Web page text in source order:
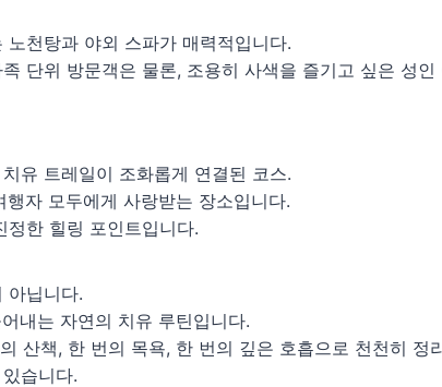
천탕과 야외 스파가 매력적입니다.
단위 방문객은 물론, 조용히 사색을 즐기고 싶은 성
유 트레일이 조화롭게 연결된 코스.
자 모두에게 사랑받는 장소입니다.
한 힐링 포인트입니다.
아닙니다.
내는 자연의 치유 루틴입니다.
산책, 한 번의 목욕, 한 번의 깊은 호흡으로 천천히 정
습니다.